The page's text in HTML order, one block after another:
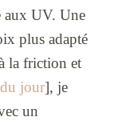
aux UV. Une
plus adapté
la friction et
jour], je
un